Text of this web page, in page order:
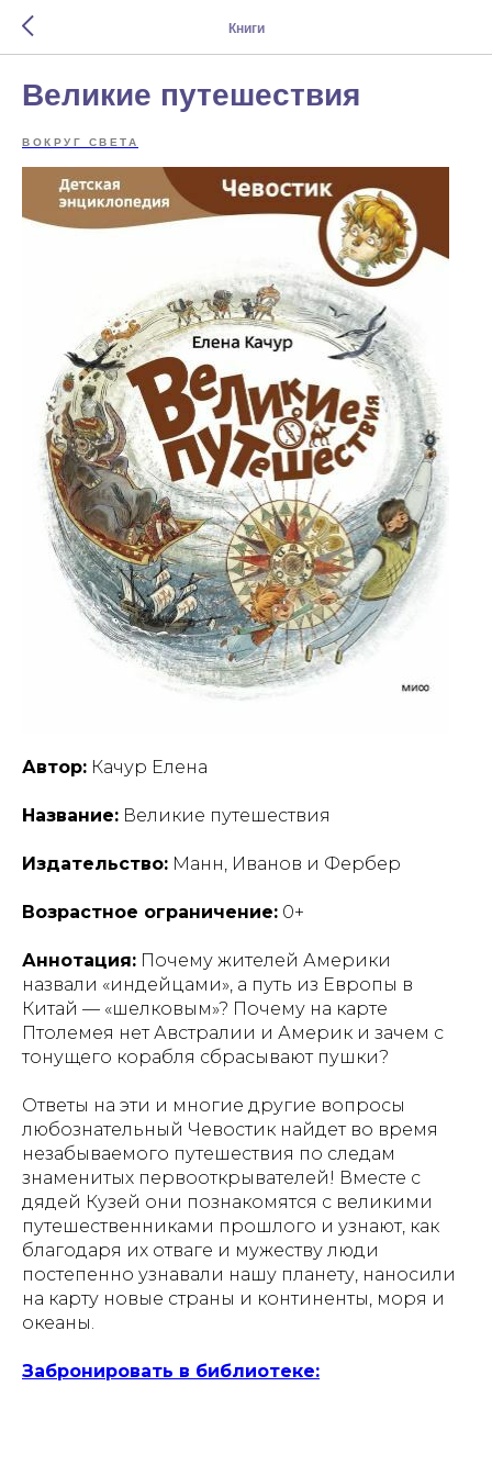
Книги
Великие путешествия
ВОКРУГ СВЕТА
Автор: Качур Елена
Название: Великие путешествия
Издательство: Манн, Иванов и Фербер
Возрастное ограничение: 0+
Аннотация: Почему жителей Америки
назвали «индейцами», а путь из Европы в
Китай — «шелковым»? Почему на карте
Птолемея нет Австралии и Америк и зачем с
тонущего корабля сбрасывают пушки?
Ответы на эти и многие другие вопросы
любознательный Чевостик найдет во время
незабываемого путешествия по следам
знаменитых первооткрывателей! Вместе с
дядей Кузей они познакомятся с великими
путешественниками прошлого и узнают, как
благодаря их отваге и мужеству люди
постепенно узнавали нашу планету, наносили
на карту новые страны и континенты, моря и
океаны.
Забронировать в библиотеке: